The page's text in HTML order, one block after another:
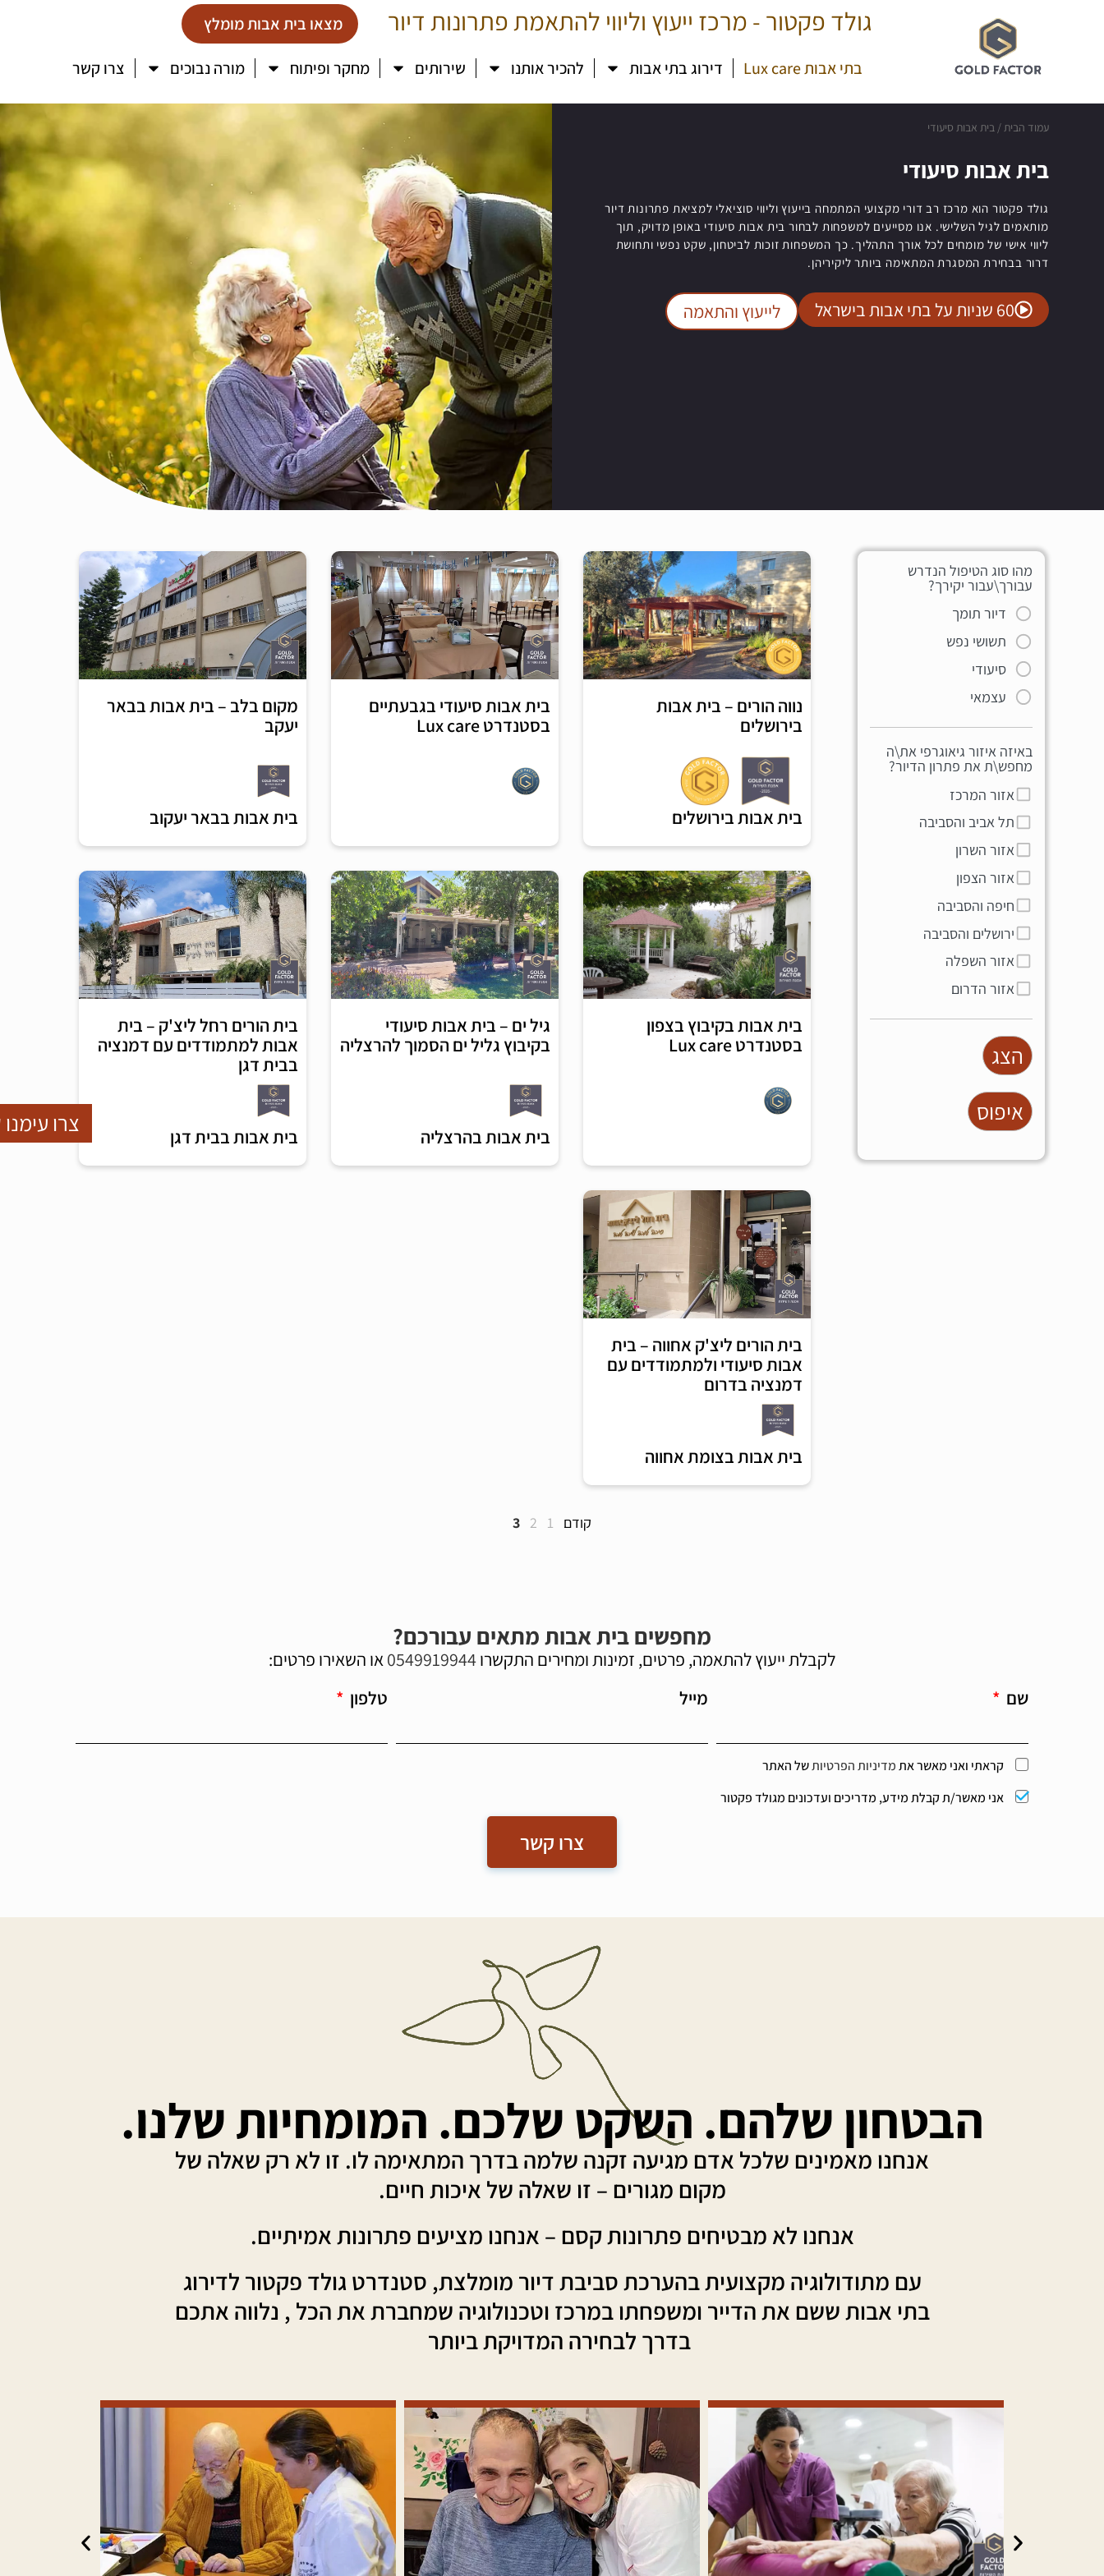
גולד פקטור - מרכז ייעוץ וליווי להתאמת פתרונות דיור מצאו בית אבות מומלץ
בתי אבות Lux care דירוג בתי אבות להכיר אותנו שירותים מחקר ופיתוח מורה נבוכים צרו קשר
עמוד הבית/בית אבות סיעודי
בית אבות סיעודי
גולד פקטור הוא מרכז רב דורי מקצועי המתמחה בייעוץ וליווי סוציאלי למציאת פתרונות דיור
מותאמים לגיל השלישי. אנו מסייעים למשפחות לבחור בית אבות סיעודי באופן מדויק, תוך
ליווי אישי של מומחים לכל אורך התהליך. כך המשפחות זוכות לביטחון, שקט נפשי ותחושת
דרור בבחירת המסגרת המתאימה ביותר ליקיריהן.
60 שניות על בתי אבות בישראל לייעוץ והתאמה
מהו סוג הטיפול הנדרש
עבורך\עבור יקירך?
דיור תומך
תשושי נפש
סיעודי
עצמאי
באיזה איזור גיאוגרפי את\ה
מחפש\ת את פתרון הדיור?
אזור המרכז
תל אביב והסביבה
אזור השרון
אזור הצפון
חיפה והסביבה
ירושלים והסביבה
אזור השפלה
אזור הדרום
הצג
איפוס
נווה הורים – בית אבות
בירושלים
בית אבות בירושלים
בית אבות סיעודי בגבעתיים
בסטנדרט Lux care
מקום בלב – בית אבות בבאר
יעקב
בית אבות בבאר יעקוב
בית אבות בקיבוץ בצפון
בסטנדרט Lux care
גיל ים – בית אבות סיעודי
בקיבוץ גליל ים הסמוך להרצליה
בית אבות בהרצליה
בית הורים רחל ליצ'ק – בית
אבות למתמודדים עם דמנציה
בבית דגן
בית אבות בבית דגן
בית הורים ליצ'ק אחווה – בית
אבות סיעודי ולמתמודדים עם
דמנציה בדרום
בית אבות בצומת אחווה
קודם 1
2
3
מחפשים בית אבות מתאים עבורכם?
לקבלת ייעוץ להתאמה, פרטים, זמינות ומחירים התקשרו0549919944או השאירו פרטים:
שם
מייל טלפון
קראתי ואני מאשר אתמדיניות הפרטיותשל האתר
אני מאשר/ת קבלת מידע, מדריכים ועדכונים מגולד פקטור
צרו קשר
הבטחון שלהם. השקט שלכם. המומחיות שלנו.
אנחנו מאמינים שלכל אדם מגיעה זקנה שלמה בדרך המתאימה לו. זו לא רק שאלה של
מקום מגורים – זו שאלה של איכות חיים.
אנחנו לא מבטיחים פתרונות קסם – אנחנו מציעים פתרונות אמיתיים.
עם מתודולוגיה מקצועית בהערכת סביבת דיור מומלצת, סטנדרט גולד פקטור לדירוג
בתי אבות ששם את הדייר ומשפחתו במרכז וטכנולוגיה שמחברת את הכל , נלווה אתכם
בדרך לבחירה המדויקת ביותר
צרו